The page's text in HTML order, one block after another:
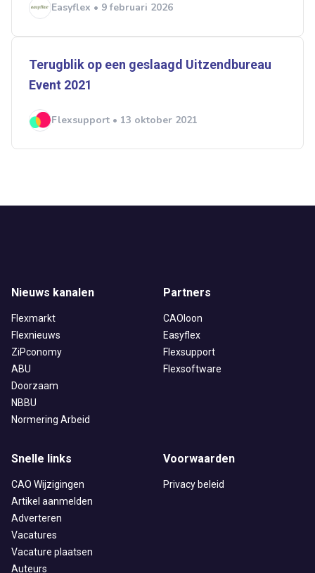
Easyflex • 9 februari 2026
Terugblik op een geslaagd Uitzendbureau
Event 2021
Flexsupport • 13 oktober 2021
Nieuws kanalen
Flexmarkt
Flexnieuws
ZiPconomy
ABU
Doorzaam
NBBU
Normering Arbeid
Partners
CAOloon
Easyflex
Flexsupport
Flexsoftware
Snelle links
CAO Wijzigingen
Artikel aanmelden
Adverteren
Vacatures
Vacature plaatsen
Auteurs
Voorwaarden
Privacy beleid